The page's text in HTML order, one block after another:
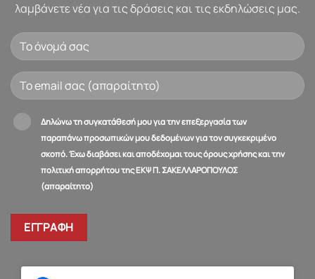
λαμβάνετε νέα για τις δράσεις και τις εκδηλώσεις μας.
Δηλώνω τη συγκατάθεσή μου για την επεξεργασία των
παραπάνω προσωπικών μου δεδομένων για τον συγκεκριμένο
σκοπό. Έχω διαβάσει και αποδέχομαι τους όρους χρήσης και την
πολιτική απορρήτου της ΕΚΨ Π. ΣΑΚΕΛΛΑΡΟΠΟΥΛΟΣ
(απαραίτητο)